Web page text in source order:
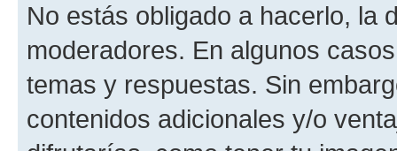
No estás obligado a hacerlo, la
moderadores. En algunos
temas y respuestas. Sin
contenidos adicionales y/o